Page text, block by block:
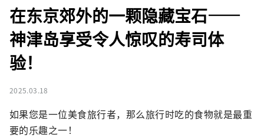
在东京郊外的一颗隐藏宝石——
神津岛享受令人惊叹的寿司体
验！
2025.03.18
如果您是一位美食旅行者，那么旅行时吃的食物就是最重
要的乐趣之一！